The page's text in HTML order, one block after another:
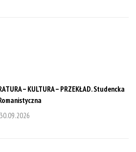
– KULTURA – PRZEKŁAD. Studencka
30.09.2026